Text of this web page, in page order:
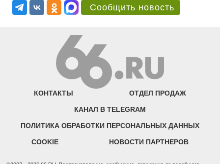
Сообщить новость
КОНТАКТЫ ОТДЕЛ ПРОДАЖ
КАНАЛ В TELEGRAM
ПОЛИТИКА ОБРАБОТКИ ПЕРСОНАЛЬНЫХ ДАННЫХ
COOKIE НОВОСТИ ПАРТНЕРОВ